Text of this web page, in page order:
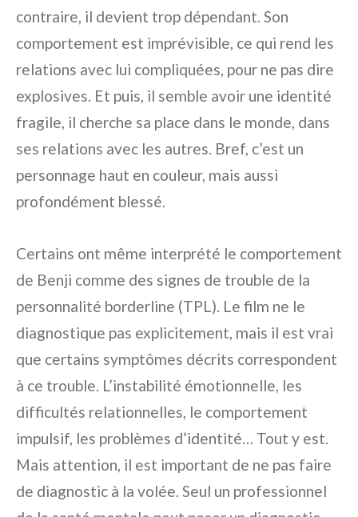
contraire, il devient trop dépendant. Son
comportement est imprévisible, ce qui rend les
relations avec lui compliquées, pour ne pas dire
explosives. Et puis, il semble avoir une identité
fragile, il cherche sa place dans le monde, dans
ses relations avec les autres. Bref, c’est un
personnage haut en couleur, mais aussi
profondément blessé.
Certains ont même interprété le comportement
de Benji comme des signes de trouble de la
personnalité borderline (TPL). Le film ne le
diagnostique pas explicitement, mais il est vrai
que certains symptômes décrits correspondent
à ce trouble. L’instabilité émotionnelle, les
difficultés relationnelles, le comportement
impulsif, les problèmes d’identité… Tout y est.
Mais attention, il est important de ne pas faire
de diagnostic à la volée. Seul un professionnel